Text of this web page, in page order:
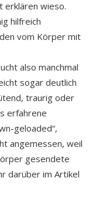
erklären wieso.
hilfreich
vom Körper mit
also manchmal
sogar deutlich
traurig oder
erfahrene
geloaded“,
angemessen, weil
gesendete
darüber im Artikel